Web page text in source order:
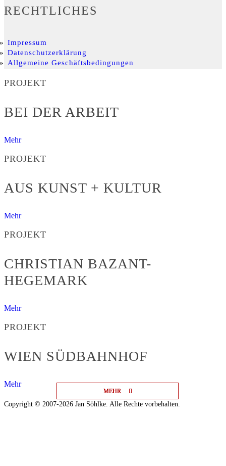
MEHR
MEHR
MEHR
RECHTLICHES
Impressum
Datenschutzerklärung
Allgemeine Geschäftsbedingungen
PROJEKT
BEI DER ARBEIT
Mehr
PROJEKT
AUS KUNST + KULTUR
Mehr
PROJEKT
CHRISTIAN BAZANT-
HEGEMARK
Mehr
PROJEKT
WIEN SÜDBAHNHOF
Mehr
Copyright © 2007-2026 Jan Söhlke. Alle Rechte vorbehalten.